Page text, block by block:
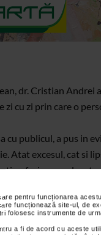
pentru funcționarea
funcționează site-ul, de
folosesc instrumente de
a fi de acord cu aceste
dr. Cristian Andrei
cu zi prin care o
publicul, a pus in
Atat excesul, cat si
sa faci excese
fata de mancare
pe